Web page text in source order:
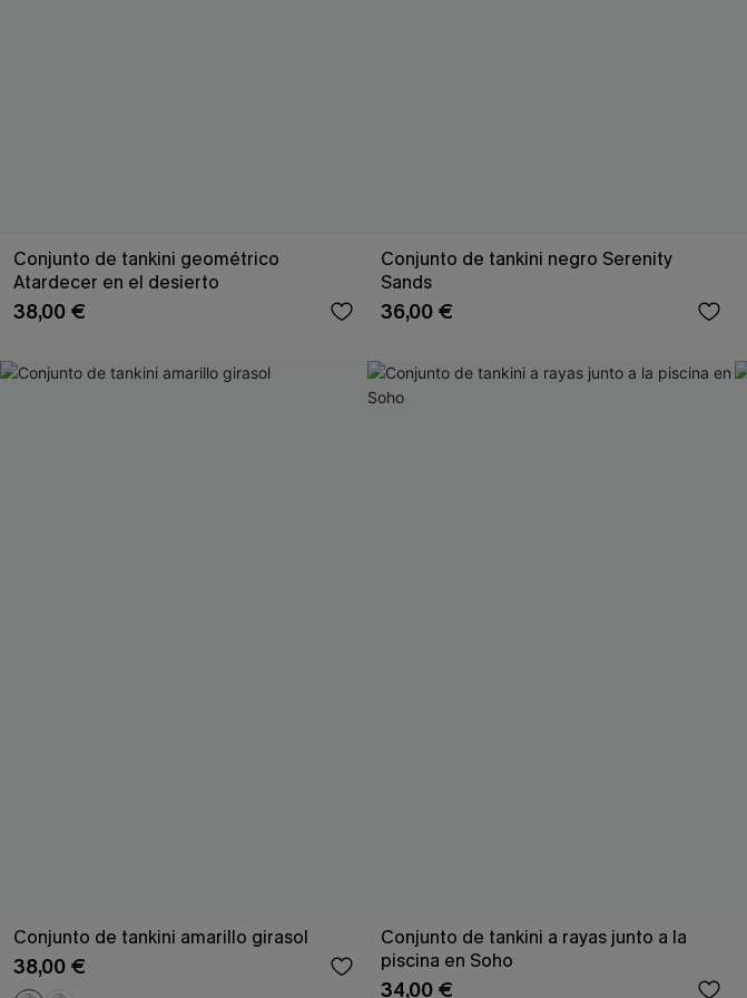
Conjunto de tankini geométrico
Atardecer en el desierto
38,00 €
Conjunto de tankini negro Serenity
Sands
36,00 €
Conjunto de tankini amarillo girasol
38,00 €
Conjunto de tankini a rayas junto a la
piscina en Soho
34,00 €